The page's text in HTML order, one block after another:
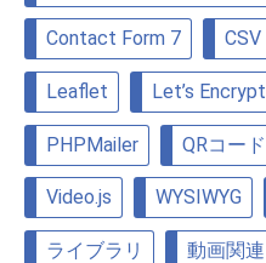
Contact Form 7 CSV
Leaflet Let’s Encrypt
PHPMailer QRコード
Video.js WYSIWYG
ライブラリ 動画関連